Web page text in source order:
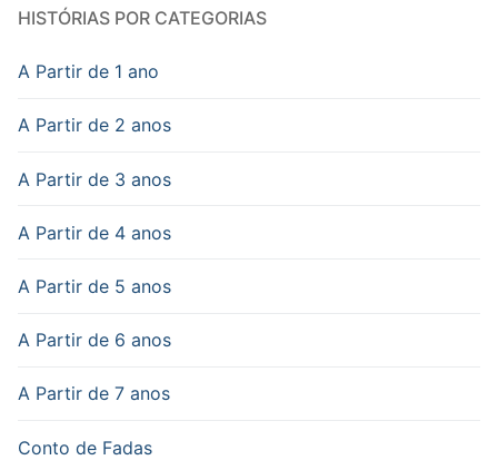
HISTÓRIAS POR CATEGORIAS
A Partir de 1 ano
A Partir de 2 anos
A Partir de 3 anos
A Partir de 4 anos
A Partir de 5 anos
A Partir de 6 anos
A Partir de 7 anos
Conto de Fadas